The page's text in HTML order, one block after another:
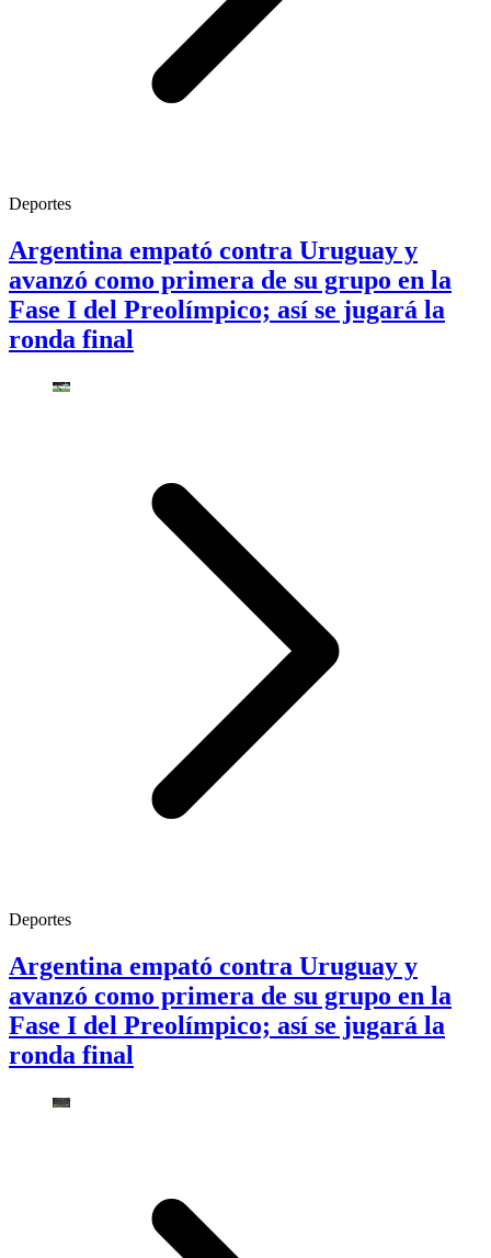
Deportes
Argentina empató contra Uruguay y
avanzó como primera de su grupo en la
Fase I del Preolímpico; así se jugará la
ronda final
Deportes
Argentina empató contra Uruguay y
avanzó como primera de su grupo en la
Fase I del Preolímpico; así se jugará la
ronda final